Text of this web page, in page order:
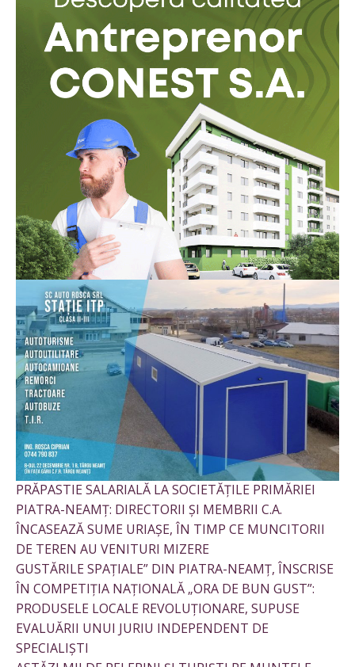
PRĂPASTIE SALARIALĂ LA SOCIETĂȚILE PRIMĂRIEI
PIATRA-NEAMȚ: DIRECTORII ȘI MEMBRII C.A.
ÎNCASEAZĂ SUME URIAȘE, ÎN TIMP CE MUNCITORII
DE TEREN AU VENITURI MIZERE
GUSTĂRILE SPAȚIALE” DIN PIATRA-NEAMȚ, ÎNSCRISE
ÎN COMPETIȚIA NAȚIONALĂ „ORA DE BUN GUST”:
PRODUSELE LOCALE REVOLUȚIONARE, SUPUSE
EVALUĂRII UNUI JURIU INDEPENDENT DE
SPECIALIȘTI